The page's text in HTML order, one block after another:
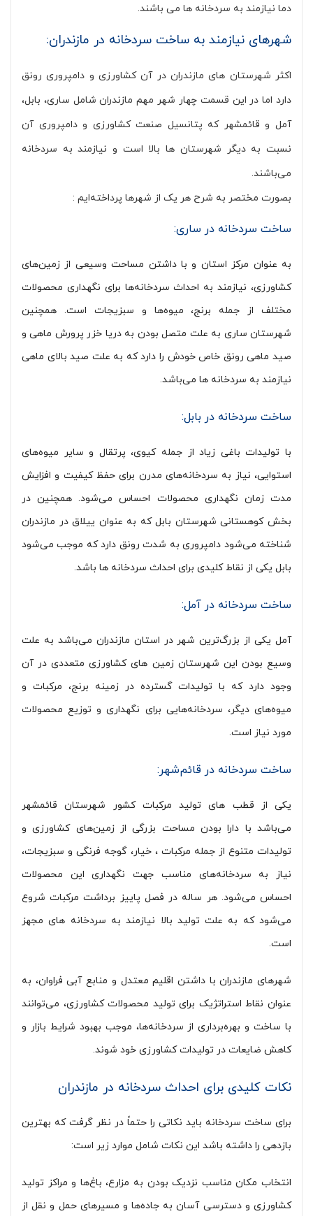
دما نیازمند به سردخانه ها می باشند.
شهرهای نیازمند به ساخت سردخانه در مازندران:
اکثر شهرستان های مازندران در آن کشاورزی و دامپروری رونق
دارد اما در این قسمت چهار شهر مهم مازندران شامل ساری، بابل،
آمل و قائمشهر که پتانسیل صنعت کشاورزی و دامپروری آن
نسبت به دیگر شهرستان ها بالا است و نیازمند به سردخانه
می‌باشند.
بصورت مختصر به شرح هر یک از شهرها پرداخته‌ایم :
ساخت سردخانه در ساری:
به عنوان مرکز استان و با داشتن مساحت وسیعی از زمین‌های
کشاورزی، نیازمند به احداث سردخانه‌ها برای نگهداری محصولات
مختلف از جمله برنج، میوه‌ها و سبزیجات است. همچنین
شهرستان ساری به علت متصل بودن به دریا خزر پرورش ماهی و
صید ماهی رونق خاص خودش را دارد که به علت صید بالای ماهی
نیازمند به سردخانه ها می‌باشد.
ساخت سردخانه در بابل:
با تولیدات باغی زیاد از جمله کیوی، پرتقال و سایر میوه‌های
استوایی، نیاز به سردخانه‌های مدرن برای حفظ کیفیت و افزایش
مدت زمان نگهداری محصولات احساس می‌شود. همچنین در
بخش کوهستانی شهرستان بابل که به عنوان ییلاق در مازندران
شناخته می‌شود دامپروری به شدت رونق دارد که موجب می‌شود
بابل یکی از نقاط کلیدی برای احداث سردخانه ها باشد.
ساخت سردخانه در آمل:
آمل یکی از بزرگ‌ترین شهر در استان مازندران می‌باشد به علت
وسیع بودن این شهرستان زمین های کشاورزی متعددی در آن
وجود دارد که با تولیدات گسترده در زمینه برنج، مرکبات و
میوه‌های دیگر، سردخانه‌هایی برای نگهداری و توزیع محصولات
مورد نیاز است.
ساخت سردخانه در قائم‌شهر:
یکی از قطب های تولید مرکبات کشور شهرستان قائمشهر
می‌باشد با دارا بودن مساحت بزرگی از زمین‌های کشاورزی و
تولیدات متنوع از جمله مرکبات ، خیار، گوجه فرنگی و سبزیجات،
نیاز به سردخانه‌های مناسب جهت نگهداری این محصولات
احساس می‌شود. هر ساله در فصل پاییز برداشت مرکبات شروع
می‌شود که به علت تولید بالا نیازمند به سردخانه های مجهز
است.
شهرهای مازندران با داشتن اقلیم معتدل و منابع آبی فراوان، به
عنوان نقاط استراتژیک برای تولید محصولات کشاورزی، می‌توانند
با ساخت و بهره‌برداری از سردخانه‌ها، موجب بهبود شرایط بازار و
کاهش ضایعات در تولیدات کشاورزی خود شوند.
نکات کلیدی برای احداث سردخانه در مازندران
برای ساخت سردخانه باید نکاتی را حتماً در نظر گرفت که بهترین
بازدهی را داشته باشد این نکات شامل موارد زیر است:
انتخاب مکان مناسب نزدیک بودن به مزارع، باغ‌ها و مراکز تولید
کشاورزی و دسترسی آسان به جاده‌ها و مسیرهای حمل و نقل از